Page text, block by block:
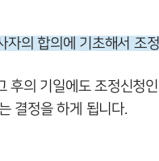
자의 합의에 기초해서 조정
의 기일에도 조정신청
결정을 하게 됩니다.